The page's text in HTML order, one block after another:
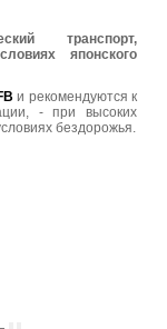
транспорт,
японского
и рекомендуются к
- при высоких
бездорожья.